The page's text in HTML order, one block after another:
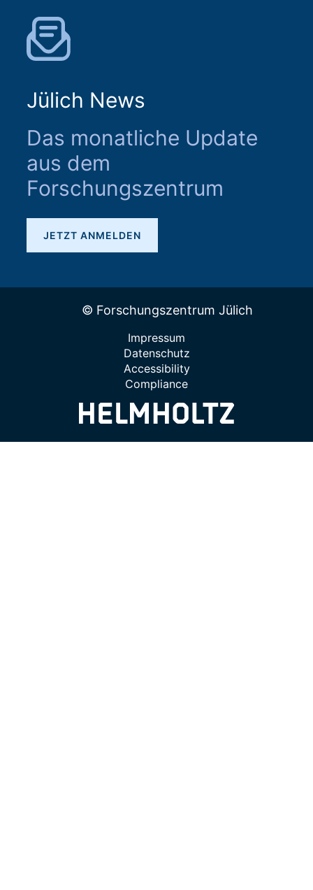
Jülich News
Das monatliche Update
aus dem
Forschungszentrum
JETZT ANMELDEN
© Forschungszentrum Jülich
Impressum
Datenschutz
Accessibility
Compliance